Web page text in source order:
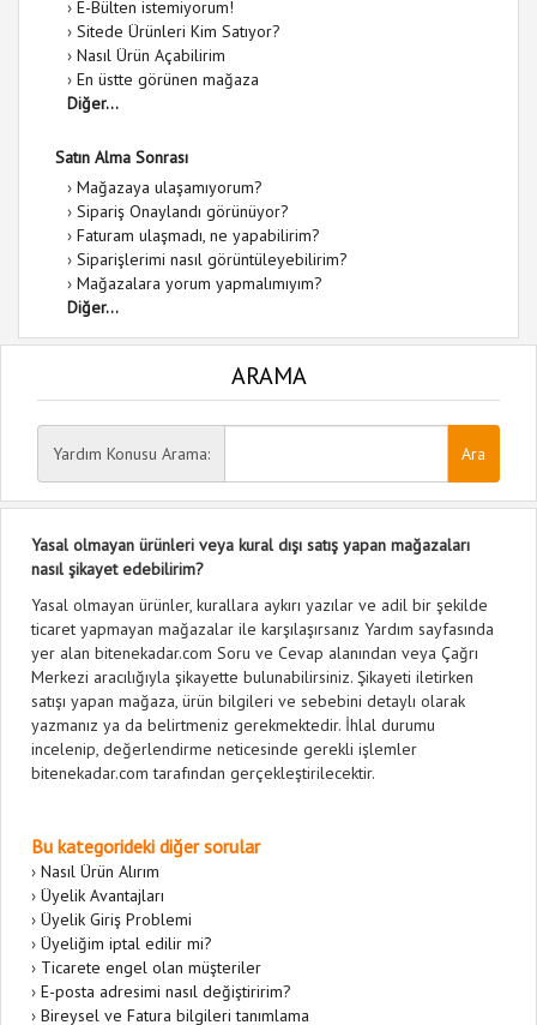
› E-Bülten istemiyorum!
› Sitede Ürünleri Kim Satıyor?
› Nasıl Ürün Açabilirim
› En üstte görünen mağaza
Diğer...
Satın Alma Sonrası
› Mağazaya ulaşamıyorum?
› Sipariş Onaylandı görünüyor?
› Faturam ulaşmadı, ne yapabilirim?
› Siparişlerimi nasıl görüntüleyebilirim?
› Mağazalara yorum yapmalımıyım?
Diğer...
ARAMA
Yardım Konusu Arama:
Yasal olmayan ürünleri veya kural dışı satış yapan mağazaları
nasıl şikayet edebilirim?
Yasal olmayan ürünler, kurallara aykırı yazılar ve adil bir şekilde
ticaret yapmayan mağazalar ile karşılaşırsanız Yardım sayfasında
yer alan bitenekadar.com Soru ve Cevap alanından veya Çağrı
Merkezi aracılığıyla şikayette bulunabilirsiniz. Şikayeti iletirken
satışı yapan mağaza, ürün bilgileri ve sebebini detaylı olarak
yazmanız ya da belirtmeniz gerekmektedir. İhlal durumu
incelenip, değerlendirme neticesinde gerekli işlemler
bitenekadar.com tarafından gerçekleştirilecektir.
Bu kategorideki diğer sorular
› Nasıl Ürün Alırım
› Üyelik Avantajları
› Üyelik Giriş Problemi
› Üyeliğim iptal edilir mi?
› Ticarete engel olan müşteriler
› E-posta adresimi nasıl değiştiririm?
› Bireysel ve Fatura bilgileri tanımlama